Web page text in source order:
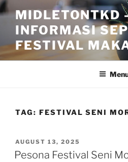
Skip
to
content
MIDLETONTKD
INFORMASI
FESTIVAL
TAG: FESTIVAL SENI
POSTED
ON
AUGUST 13, 2025
Pesona Festival Seni